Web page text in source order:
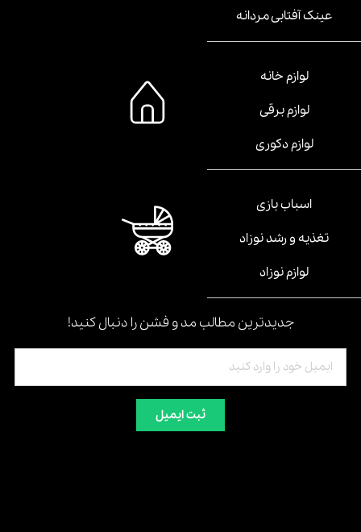
عینک آفتابی مردانه
لوازم خانه
لوازم برقی
لوازم دکوری
اسباب بازی
تغذیه و رشد نوزاد
لوازم نوزاد
جدیدترین مطالب مد و فشن را دنبال کنید!
ثبت ایمیل